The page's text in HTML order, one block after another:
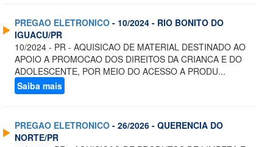
PREGAO ELETRONICO - 10/2024 - RIO BONITO DO
IGUACU/PR
10/2024 - PR - AQUISICAO DE MATERIAL DESTINADO AO
APOIO A PROMOCAO DOS DIREITOS DA CRIANCA E DO
ADOLESCENTE, POR MEIO DO ACESSO A PRODU...
Saiba mais
PREGAO ELETRONICO - 26/2026 - QUERENCIA DO
NORTE/PR